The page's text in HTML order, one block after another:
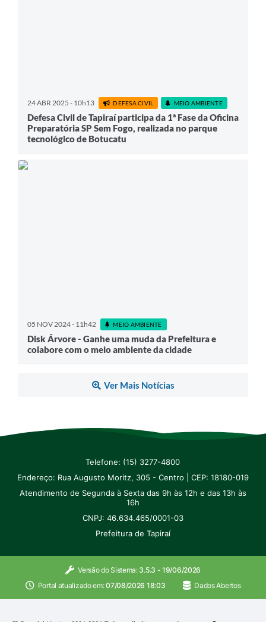
24 ABR 2025 - 10h13 DEFESA CIVIL MEIO AMBIENTE
Defesa Civil de Tapiraí participa da 1ª Fase da Oficina
Preparatória SP Sem Fogo, realizada no parque
tecnológico de Botucatu
05 NOV 2024 - 11h42 MEIO AMBIENTE
Disk Árvore - Ganhe uma muda da Prefeitura e
colabore com o meio ambiente da cidade
Ver Mais Notícias
Telefone: (15) 3277-4800
Endereço: Rua Augusto Moritz, 305 - Centro | CEP: 18180-019
Atendimento de Segunda à Sexta das 9h às 12h e das 13h às
16h
CNPJ: 46.634.465/0001-03
Prefeitura de Tapiraí
Versão do Sistema: 3.5.3 - 19/06/2026
Portal atualizado em:07/08/2026 18:03 Dados Abertos